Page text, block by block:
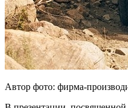
Автор фото: фирма-